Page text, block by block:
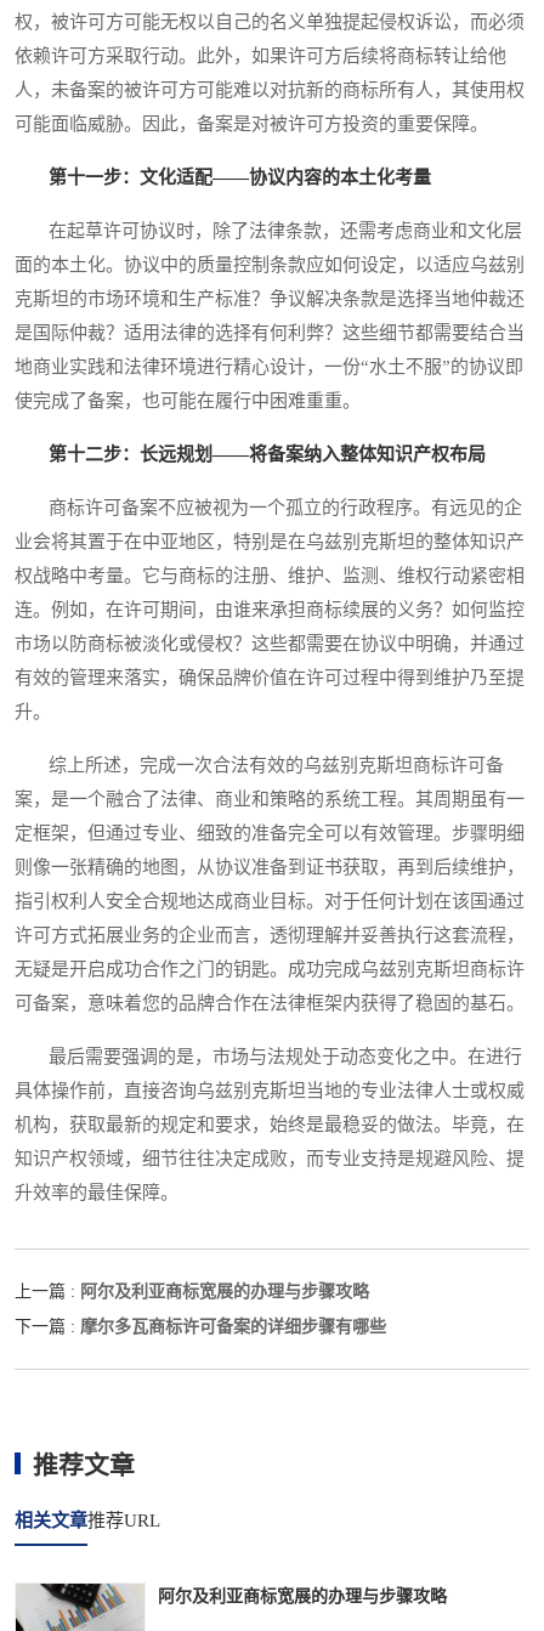
权，被许可方可能无权以自己的名义单独提起侵权诉讼，而必须
依赖许可方采取行动。此外，如果许可方后续将商标转让给他
人，未备案的被许可方可能难以对抗新的商标所有人，其使用权
可能面临威胁。因此，备案是对被许可方投资的重要保障。
第十一步：文化适配——协议内容的本土化考量
在起草许可协议时，除了法律条款，还需考虑商业和文化层
面的本土化。协议中的质量控制条款应如何设定，以适应乌兹别
克斯坦的市场环境和生产标准？争议解决条款是选择当地仲裁还
是国际仲裁？适用法律的选择有何利弊？这些细节都需要结合当
地商业实践和法律环境进行精心设计，一份“水土不服”的协议即
使完成了备案，也可能在履行中困难重重。
第十二步：长远规划——将备案纳入整体知识产权布局
商标许可备案不应被视为一个孤立的行政程序。有远见的企
业会将其置于在中亚地区，特别是在乌兹别克斯坦的整体知识产
权战略中考量。它与商标的注册、维护、监测、维权行动紧密相
连。例如，在许可期间，由谁来承担商标续展的义务？如何监控
市场以防商标被淡化或侵权？这些都需要在协议中明确，并通过
有效的管理来落实，确保品牌价值在许可过程中得到维护乃至提
升。
综上所述，完成一次合法有效的乌兹别克斯坦商标许可备
案，是一个融合了法律、商业和策略的系统工程。其周期虽有一
定框架，但通过专业、细致的准备完全可以有效管理。步骤明细
则像一张精确的地图，从协议准备到证书获取，再到后续维护，
指引权利人安全合规地达成商业目标。对于任何计划在该国通过
许可方式拓展业务的企业而言，透彻理解并妥善执行这套流程，
无疑是开启成功合作之门的钥匙。成功完成乌兹别克斯坦商标许
可备案，意味着您的品牌合作在法律框架内获得了稳固的基石。
最后需要强调的是，市场与法规处于动态变化之中。在进行
具体操作前，直接咨询乌兹别克斯坦当地的专业法律人士或权威
机构，获取最新的规定和要求，始终是最稳妥的做法。毕竟，在
知识产权领域，细节往往决定成败，而专业支持是规避风险、提
升效率的最佳保障。
上一篇 : 阿尔及利亚商标宽展的办理与步骤攻略
下一篇 : 摩尔多瓦商标许可备案的详细步骤有哪些
推荐文章
相关文章推荐URL
阿尔及利亚商标宽展的办理与步骤攻略